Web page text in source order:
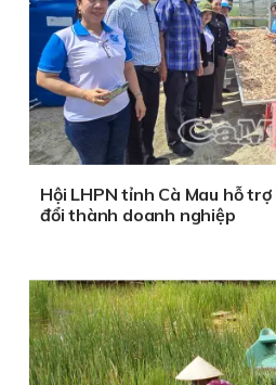
Hội LHPN tỉnh Cà Mau hỗ
đổi thành doanh nghiệp